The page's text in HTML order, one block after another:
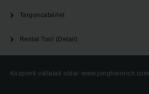
Targoncabérlet
Rental Tool (Detail)
Központi vállalati oldal: www.jungheinrich.com